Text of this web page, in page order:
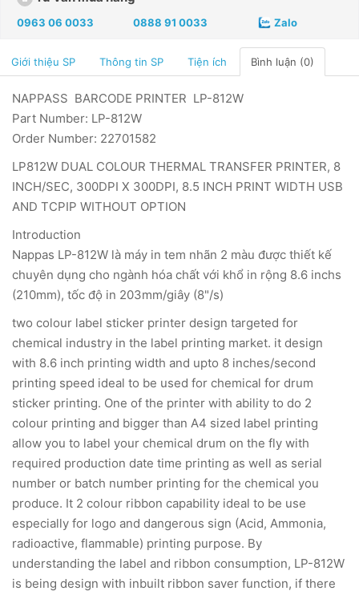
0963 06 0033 0888 91 0033 Zalo
Giới thiệu SP Thông tin SP Tiện ích Bình luận (0)
NAPPASS BARCODE PRINTER LP-812W
Part Number: LP-812W
Order Number: 22701582
LP812W DUAL COLOUR THERMAL TRANSFER PRINTER, 8
INCH/SEC, 300DPI X 300DPI, 8.5 INCH PRINT WIDTH USB
AND TCPIP WITHOUT OPTION
Introduction
Nappas LP-812W là máy in tem nhãn 2 màu được thiết kế
chuyên dụng cho ngành hóa chất với khổ in rộng 8.6 inchs
(210mm), tốc độ in 203mm/giây (8"/s)
two colour label sticker printer design targeted for
chemical industry in the label printing market. it design
with 8.6 inch printing width and upto 8 inches/second
printing speed ideal to be used for chemical for drum
sticker printing. One of the printer with ability to do 2
colour printing and bigger than A4 sized label printing
allow you to label your chemical drum on the fly with
required production date time printing as well as serial
number or batch number printing for the chemical you
produce. It 2 colour ribbon capability ideal to be use
especially for logo and dangerous sign (Acid, Ammonia,
radioactive, flammable) printing purpose. By
understanding the label and ribbon consumption, LP-812W
is being design with inbuilt ribbon saver function, if there